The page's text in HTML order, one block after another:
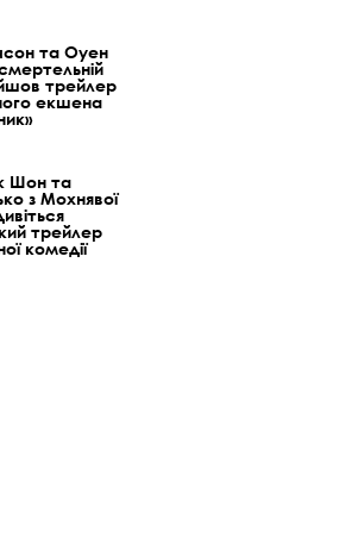
та Оуен
трейлер
екшена
Шон та
з Мохнявої
трейлер
комедії